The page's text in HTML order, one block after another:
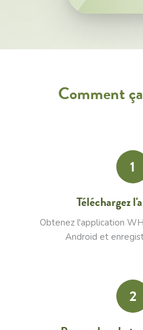
Comment
1
Téléchargez
Obtenez l'application
Android et
2